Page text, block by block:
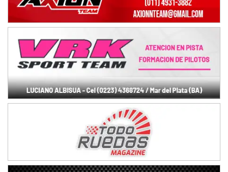
ENTRERRIANO - F6 (POSTERGADA)
Parque de la Velocidad (Asfalto)
VICTORIENSE - F7
El Cerro (Tierra)
Victoria (Entre Ríos)
PATAGONICO - F6
Moto Club Reginense (Tierra)
Gral. E. Godoy (Río Negro)
NORESTE SANTAFESINO - F6